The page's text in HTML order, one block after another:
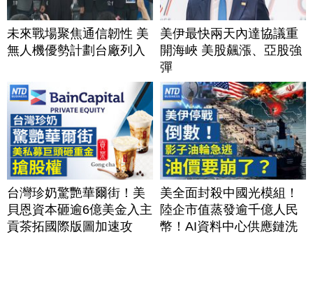
未來戰場聚焦通信韌性 美
無人機優勢計劃台廠列入
美伊最快兩天內達協議重
開海峽 美股飆漲、亞股強
彈
台灣珍奶驚艷華爾街！美
貝恩資本砸逾6億美金入主
貢茶拓國際版圖加速攻
美全面封殺中國光模組！
陸企市值蒸發逾千億人民
幣！AI資料中心供應鏈洗